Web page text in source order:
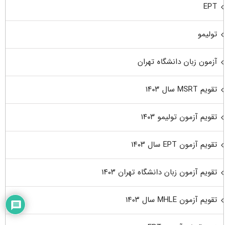
EPT
تولیمو
آزمون زبان دانشگاه تهران
تقویم MSRT سال ۱۴۰۳
تقویم آزمون تولیمو ۱۴۰۳
تقویم آزمون EPT سال ۱۴۰۳
تقویم آزمون زبان دانشگاه تهران ۱۴۰۳
تقویم آزمون MHLE سال ۱۴۰۳